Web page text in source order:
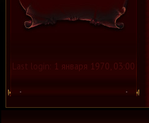
Last login: 1 января 1970, 03:00